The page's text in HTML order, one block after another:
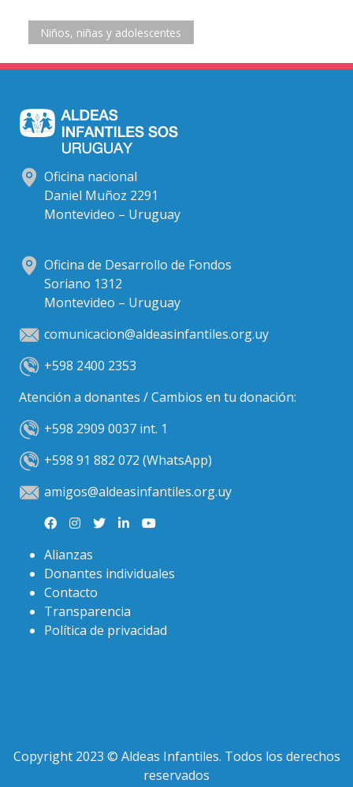
Niños, niñas y adolescentes
Oficina nacional
Daniel Muñoz 2291
Montevideo – Uruguay
Oficina de Desarrollo de Fondos
Soriano 1312
Montevideo – Uruguay
comunicacion@aldeasinfantiles.org.uy
+598 2400 2353
Atención a donantes / Cambios en tu donación:
+598 2909 0037 int. 1
+598 91 882 072 (WhatsApp)
amigos@aldeasinfantiles.org.uy
Alianzas
Donantes individuales
Contacto
Transparencia
Política de privacidad
Copyright 2023 © Aldeas Infantiles. Todos los derechos
reservados